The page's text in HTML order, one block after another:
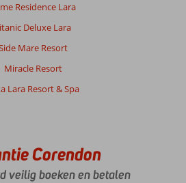
Residence Lara
Deluxe Lara
Mare Resort
Miracle Resort
Lara Resort & Spa
Corendon
veilig boeken en betalen